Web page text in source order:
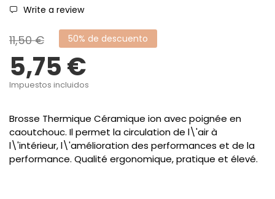
Write a review
11,50 € 50% de descuento
5,75 €
Impuestos incluidos
Brosse Thermique Céramique ion avec poignée en
caoutchouc. Il permet la circulation de l\'air à
l\'intérieur, l\'amélioration des performances et de la
performance. Qualité ergonomique, pratique et élevé.